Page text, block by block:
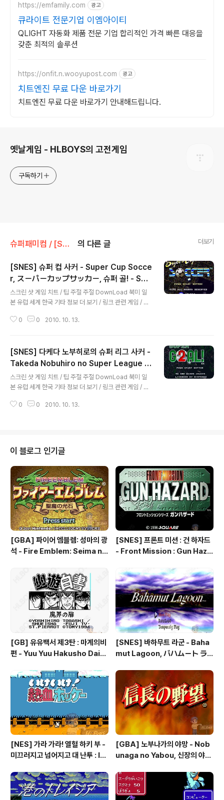
https://emfamily.com 광고
큐라이트 전문기업 이엠아이티
QLIGHT 자동화 제품 전문 기업 합리적인 가격 빠른 대응을
갖춘 최적의 솔루션
https://onfit.n.wooyupost.com 광고
치트엔진 무료 다운 바로가기
치트엔진 무료 다운 바로가기 안내해드립니다.
옛날게임 - HLBOYS의 고전게임
구독하기
슈퍼패미컴 / [SNES] [SFC]/스포츠 의 다른 글 더보기
[SNES] 슈퍼 컵 사커 - Super Cup Socce
r, スーパーカップサッカー, 슈퍼 골! - Sup
er Goal!, 골! - Goal!
스크린 샷 게임 치트 / 팁 주절 주절 DownLoad 북미 일
본 유럽 세계 한국 기타 정보 더 보기 / 링크 관련 게임 / 다
부히로의 슈퍼 리그 사커 - Takeda Nobuhiro no Sup
0 0 2010. 10. 13.
[SNES] 다케다 노부히로의 슈퍼 리그 사커 -
Takeda Nobuhiro no Super League S
occer, 武田修宏のスーパーリーグサッカ
ー, 슈퍼 골! 2 - Super Goal! 2
스크린 샷 게임 치트 / 팁 주절 주절 DownLoad 북미 일
본 유럽 세계 한국 기타 정보 더 보기 / 링크 관련 게임 / 다
0 0 2010. 10. 13.
이 블로그 인기글
[GBA] 파이어 엠블렘: 성마의 광
석 - Fire Emblem: Seima no
ム 聖魔の光石, 파이어 엠블렘:
더 세이크리드 스톤즈 - Fire Em
blem: The Sacred Stones
[SNES] 프론트 미션 : 건 하자드
- Front Mission : Gun Haza
ズ ガンハザード
[GB] 유유백서 제3탄 : 마계의비
편 - Yuu Yuu Hakusho Dai-3
☆遊☆白書 第3弾 魔界の扉編
[SNES] 바하무트 라군 - Baha
mut Lagoon, バハムート ラ
[NES] 가라 가라! 열혈 하키 부 -
미끄러지고 넘어지고 대 난투 : Ik
- Subette Koronde Dai Ran
tou, いけいけ熱血ホッケー部
[GBA] 노부나가의 야망 - Nob
unaga no Yabou, 신장의 야망